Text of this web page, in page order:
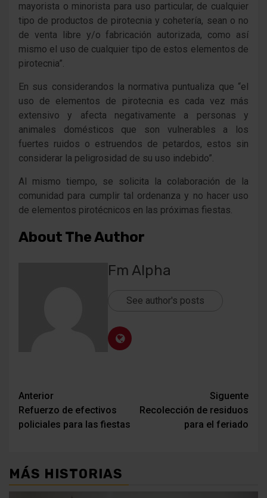
mayorista o minorista para uso particular, de cualquier
tipo de productos de pirotecnia y cohetería, sean o no
de venta libre y/o fabricación autorizada, como así
mismo el uso de cualquier tipo de estos elementos de
pirotecnia”.
En sus considerandos la normativa puntualiza que “el
uso de elementos de pirotecnia es cada vez más
extensivo y afecta negativamente a personas y
animales domésticos que son vulnerables a los
fuertes ruidos o estruendos de petardos, estos sin
considerar la peligrosidad de su uso indebido”.
Al mismo tiempo, se solicita la colaboración de la
comunidad para cumplir tal ordenanza y no hacer uso
de elementos pirotécnicos en las próximas fiestas.
About The Author
Fm Alpha
See author's posts
Navegación
de
Anterior
Refuerzo de efectivos
policiales para las fiestas
Siguente
Recolección de residuos
para el feriado
MÁS HISTORIAS